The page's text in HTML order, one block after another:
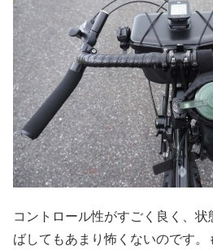
コントロール性がすごく良く、
ばしてもあまり怖くないのです